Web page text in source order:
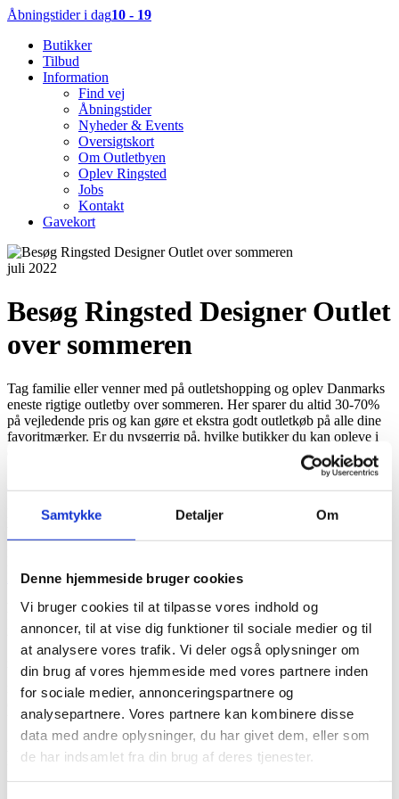
Samtykke Detaljer Om
Denne hjemmeside bruger cookies
Vi bruger cookies til at tilpasse vores indhold og
annoncer, til at vise dig funktioner til sociale medier og til
at analysere vores trafik. Vi deler også oplysninger om
din brug af vores hjemmeside med vores partnere inden
for sociale medier, annonceringspartnere og
analysepartnere. Vores partnere kan kombinere disse
data med andre oplysninger, du har givet dem, eller som
de har indsamlet fra din brug af deres tjenester.
Åbningstider i dag10 - 19
Butikker
Tilbud
Information
Find vej
Åbningstider
Nyheder & Events
Oversigtskort
Om Outletbyen
Oplev Ringsted
Jobs
Kontakt
Gavekort
juli 2022
Besøg Ringsted Designer Outlet
over sommeren
Tag familie eller venner med på outletshopping og oplev Danmarks
eneste rigtige outletby over sommeren. Her sparer du altid 30-70%
på vejledende pris og kan gøre et ekstra godt outletkøb på alle dine
favoritmærker. Er du nysgerrig på, hvilke butikker du kan opleve i
Planlæg din shoppetur ved at læse mere om
eller hent
Lad fx børnene prøve vores sjove sommerskattejagt, hvor de skal
læs mere om skattejagten her!
Hvad kan du ellers opleve i Ringsted?
I Ringsted er der mulighed for mange flere oplevelser, når du
besøger outletbyen. Tag fx på en rejse ud i det grønne med de flotte
gamle sporvogne på Sporvejsmuseet Skjoldenæsholm. Du kan også
besøge Sct. Bendts kirke med de mange gamle kongegrave og
mærke historiens vingesus – eller gå en tur rundt i Ringsted midtby
og se de mange små specialbutikker og lad dig friste i det hyggelige
bymiljø –se flere oplevelser i Ringsted her.
Relevante nyheder & events